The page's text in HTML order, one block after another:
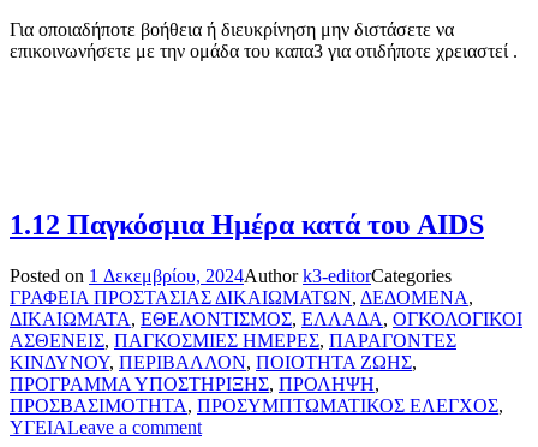
Για οποιαδήποτε βοήθεια ή διευκρίνηση μην διστάσετε να
επικοινωνήσετε με την ομάδα του καπα3 για οτιδήποτε χρειαστεί .
1.12 Παγκόσμια Ημέρα κατά του AIDS
Posted on 1 Δεκεμβρίου, 2024Authork3-editorCategories
ΓΡΑΦΕΙΑ ΠΡΟΣΤΑΣΙΑΣ ΔΙΚΑΙΩΜΑΤΩΝ, ΔΕΔΟΜΕΝΑ,
ΔΙΚΑΙΩΜΑΤΑ, ΕΘΕΛΟΝΤΙΣΜΟΣ, ΕΛΛΑΔΑ, ΟΓΚΟΛΟΓΙΚΟΙ
ΑΣΘΕΝΕΙΣ, ΠΑΓΚΟΣΜΙΕΣ ΗΜΕΡΕΣ, ΠΑΡΑΓΟΝΤΕΣ
ΚΙΝΔΥΝΟΥ, ΠΕΡΙΒΑΛΛΟΝ, ΠΟΙΟΤΗΤΑ ΖΩΗΣ,
ΠΡΟΓΡΑΜΜΑ ΥΠΟΣΤΗΡΙΞΗΣ, ΠΡΟΛΗΨΗ,
ΠΡΟΣΒΑΣΙΜΟΤΗΤΑ, ΠΡΟΣΥΜΠΤΩΜΑΤΙΚΟΣ ΕΛΕΓΧΟΣ,
ΥΓΕΙΑLeave a comment